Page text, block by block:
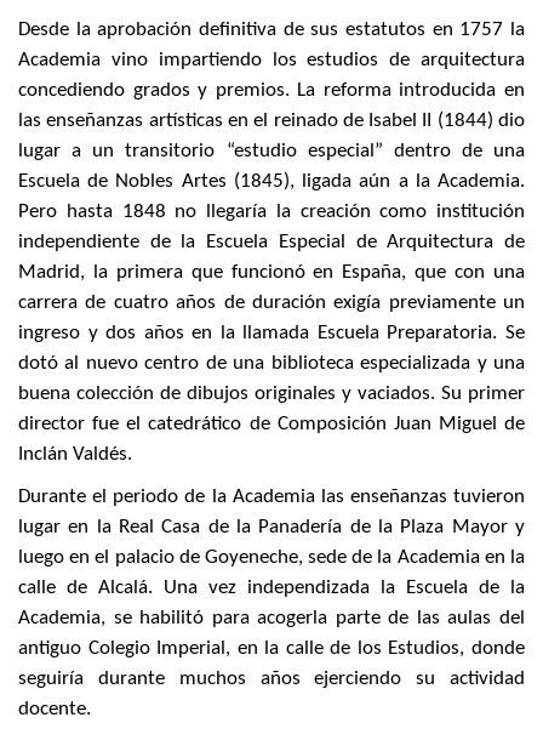
Desde la aprobación definitiva de sus estatutos en 1757 la
Academia vino impartiendo los estudios de arquitectura
concediendo grados y premios. La reforma introducida en
las enseñanzas artísticas en el reinado de Isabel II (1844) dio
lugar a un transitorio “estudio especial” dentro de una
Escuela de Nobles Artes (1845), ligada aún a la Academia.
Pero hasta 1848 no llegaría la creación como institución
independiente de la Escuela Especial de Arquitectura de
Madrid, la primera que funcionó en España, que con una
carrera de cuatro años de duración exigía previamente un
ingreso y dos años en la llamada Escuela Preparatoria. Se
dotó al nuevo centro de una biblioteca especializada y una
buena colección de dibujos originales y vaciados. Su primer
director fue el catedrático de Composición Juan Miguel de
Inclán Valdés.
Durante el periodo de la Academia las enseñanzas tuvieron
lugar en la Real Casa de la Panadería de la Plaza Mayor y
luego en el palacio de Goyeneche, sede de la Academia en la
calle de Alcalá. Una vez independizada la Escuela de la
Academia, se habilitó para acogerla parte de las aulas del
antiguo Colegio Imperial, en la calle de los Estudios, donde
seguiría durante muchos años ejerciendo su actividad
docente.